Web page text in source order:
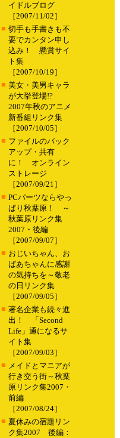
イドルブログ
［2007/11/02］
■ 切手も手書きも不
要でカンタン申し
込み！ 懸賞サイ
ト集
［2007/10/19］
■ 美女・美男キャラ
が大挙登場!?
2007年秋のアニメ
新番組リンク集
［2007/10/05］
■ ファイルのバック
アップ・共有
に！ オンライン
ストレージ
［2007/09/21］
■ PCパーツならやっ
ぱり秋葉原！ ～
秋葉原リンク集
2007・後編
［2007/09/07］
■ おじいちゃん、お
ばあちゃんに感謝
の気持ちを～敬老
の日リンク集
［2007/09/05］
■ 著名企業も続々進
出！ 「Second
Life」通になるサ
イト集
［2007/09/03］
■ メイドとマニアが
行き交う街～秋葉
原リンク集2007・
前編
［2007/08/24］
■ 夏休みの宿題リン
ク集2007 後編：